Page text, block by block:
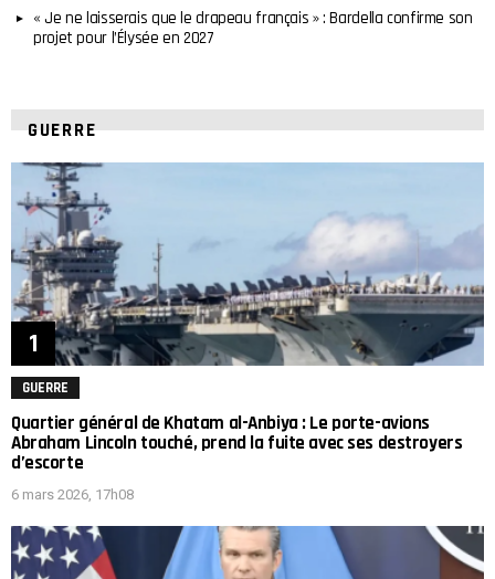
« Je ne laisserais que le drapeau français » : Bardella confirme son
projet pour l’Élysée en 2027
GUERRE
GUERRE
Quartier général de Khatam al-Anbiya : Le porte-avions
Abraham Lincoln touché, prend la fuite avec ses destroyers
d’escorte
6 mars 2026, 17h08